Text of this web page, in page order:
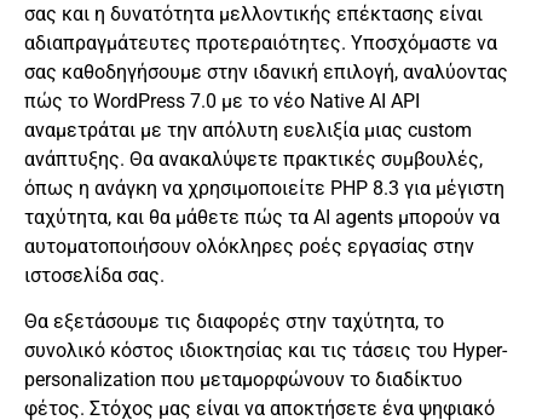
σας και η δυνατότητα μελλοντικής επέκτασης είναι
αδιαπραγμάτευτες προτεραιότητες. Υποσχόμαστε να
σας καθοδηγήσουμε στην ιδανική επιλογή, αναλύοντας
πώς το WordPress 7.0 με το νέο Native AI API
αναμετράται με την απόλυτη ευελιξία μιας custom
ανάπτυξης. Θα ανακαλύψετε πρακτικές συμβουλές,
όπως η ανάγκη να χρησιμοποιείτε PHP 8.3 για μέγιστη
ταχύτητα, και θα μάθετε πώς τα AI agents μπορούν να
αυτοματοποιήσουν ολόκληρες ροές εργασίας στην
ιστοσελίδα σας.
Θα εξετάσουμε τις διαφορές στην ταχύτητα, το
συνολικό κόστος ιδιοκτησίας και τις τάσεις του Hyper-
personalization που μεταμορφώνουν το διαδίκτυο
φέτος. Στόχος μας είναι να αποκτήσετε ένα ψηφιακό